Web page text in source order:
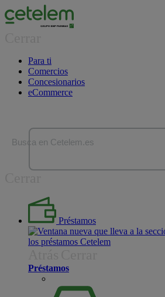
Para ti
Comercios
Concesionarios
eCommerce
Busca en Cetelem.es
Préstamos
los préstamos Cetelem
Préstamos